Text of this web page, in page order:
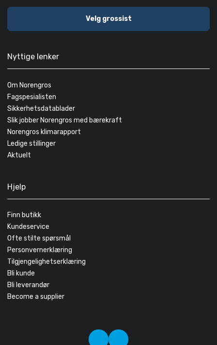
Velg grossist
Nyttige lenker
Om Norengros
Fagspesialisten
Sikkerhetsdatablader
Slik jobber Norengros med bærekraft
Norengros klimarapport
Ledige stillinger
Aktuelt
Hjelp
Finn butikk
Kundeservice
Ofte stilte spørsmål
Personvernerklæring
Tilgjengelighetserklæring
Bli kunde
Bli leverandør
Become a supplier